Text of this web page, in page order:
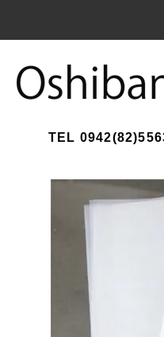
TEL